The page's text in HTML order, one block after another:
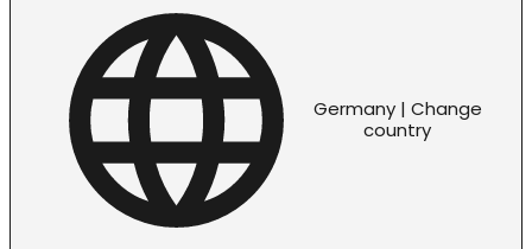
Germany | Change
country